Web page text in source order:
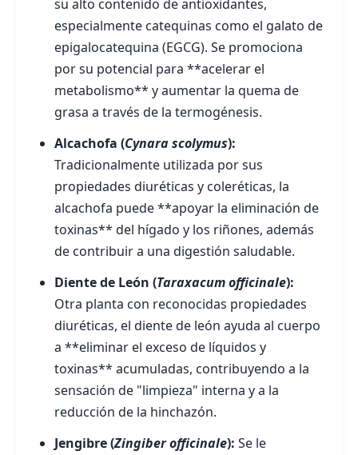
su alto contenido de antioxidantes,
especialmente catequinas como el galato de
epigalocatequina (EGCG). Se promociona
por su potencial para **acelerar el
metabolismo** y aumentar la quema de
grasa a través de la termogénesis.
Alcachofa (Cynara scolymus):
Tradicionalmente utilizada por sus
propiedades diuréticas y coleréticas, la
alcachofa puede **apoyar la eliminación de
toxinas** del hígado y los riñones, además
de contribuir a una digestión saludable.
Diente de León (Taraxacum officinale):
Otra planta con reconocidas propiedades
diuréticas, el diente de león ayuda al cuerpo
a **eliminar el exceso de líquidos y
toxinas** acumuladas, contribuyendo a la
sensación de "limpieza" interna y a la
reducción de la hinchazón.
Jengibre (Zingiber officinale): Se le